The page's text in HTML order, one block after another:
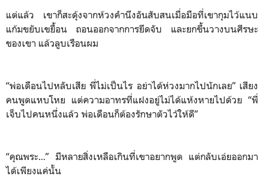
แต่แล้ว เขาก็สะดุ้งจากห้วงคำนึงอันสับสนเมื่อมือที่เขากุมไว้แนบ
แก้มขยับเขยื้อน ถอนออกจากการยึดจับ และยกขึ้นวางบนศีรษะ
ของเขา แล้วลูบเรือนผม
“พ่อเดือนไปหลับเสีย พี่ไม่เป็นไร อย่าได้ห่วงมากไปนักเลย” เสียง
คนพูดแหบโหย แต่ความอาทรที่แฝงอยู่ไม่ได้แห้งหายไปด้วย “พี่
เจ็บไปคนหนึ่งแล้ว พ่อเดือนก็ต้องรักษาตัวไว้ให้ดี”
“คุณพระ...” มีหลายสิ่งเหลือเกินที่เขาอยากพูด แต่กลับเอ่ยออกมา
ได้เพียงแค่นั้น